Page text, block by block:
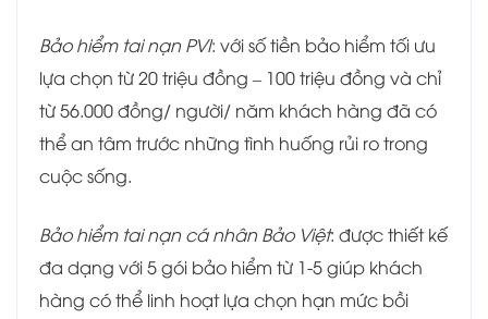
Bảo hiểm tai nạn PVI: với số tiền bảo hiểm tối ưu
lựa chọn từ 20 triệu đồng – 100 triệu đồng và chỉ
từ 56.000 đồng/ người/ năm khách hàng đã có
thể an tâm trước những tình huống rủi ro trong
cuộc sống.
Bảo hiểm tai nạn cá nhân Bảo Việt: được thiết kế
đa dạng với 5 gói bảo hiểm từ 1-5 giúp khách
hàng có thể linh hoạt lựa chọn hạn mức bồi